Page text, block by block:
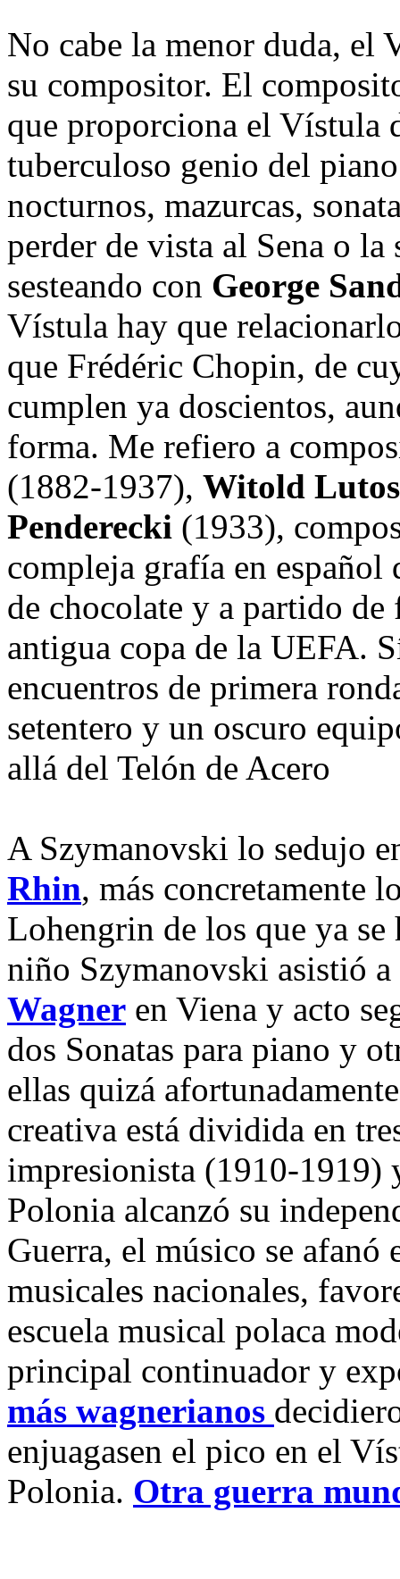
No cabe la menor duda, el
su compositor. El
que proporciona el Vístula
tuberculoso genio del
nocturnos, mazurcas,
perder de vista al Sena o
sesteando con George
Vístula hay que
que Frédéric Chopin, de
cumplen ya doscientos,
forma. Me refiero a
(1882-1937), Witold
Penderecki (1933),
compleja grafía en español
de chocolate y a partido
antigua copa de la UEFA.
encuentros de primera
setentero y un oscuro
allá del Telón de Acero
A Szymanovski lo sedujo
Rhin, más concretamente
Lohengrin de los que ya
niño Szymanovski asistió a
Wagner en Viena y acto
dos Sonatas para piano y
ellas quizá
creativa está dividida en
impresionista (1910-1919)
Polonia alcanzó su
Guerra, el músico se afanó
musicales nacionales,
escuela musical polaca
principal continuador y
más wagnerianos
enjuagasen el pico en el
Polonia. Otra guerra